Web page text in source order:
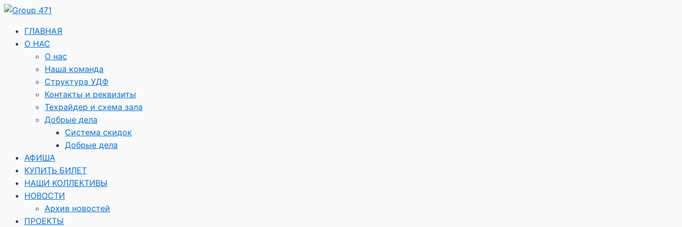
Перейти
содержимому
ГЛАВНАЯ
О НАС
О нас
Наша команда
Структура УДФ
Контакты и реквизиты
Техрайдер и схема зала
Добрые дела
Система скидок
Добрые дела
АФИША
КУПИТЬ БИЛЕТ
НАШИ КОЛЛЕКТИВЫ
НОВОСТИ
Архив новостей
ПРОЕКТЫ